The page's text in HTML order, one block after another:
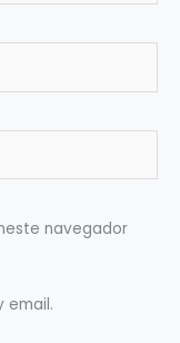
navegador
email.